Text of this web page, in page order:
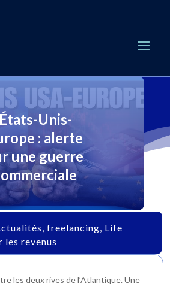
États-Unis-
: alerte
une guerre
,freelancing, Life
les revenus
les deux rives de l’Atlantique. Une